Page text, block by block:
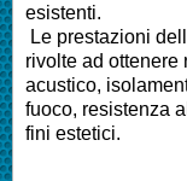
esistenti.
Le prestazioni
rivolte ad ottenere
acustico,
fuoco, resistenza
fini estetici.